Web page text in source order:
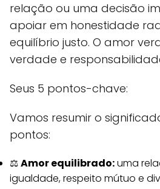
relação ou uma decisão
apoiar em honestidade
equilíbrio justo. O amor
verdade e
Seus 5 pontos-chave:
Vamos resumir o
pontos:
⚖️Amor equilibrado:uma
igualdade, respeito mútuo e